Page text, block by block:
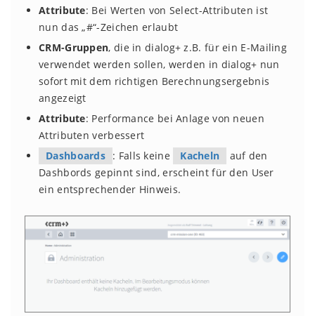
Attribute: Bei Werten von Select-Attributen ist
nun das „#“-Zeichen erlaubt
CRM-Gruppen, die in dialog+ z.B. für ein E-Mailing
verwendet werden sollen, werden in dialog+ nun
sofort mit dem richtigen Berechnungsergebnis
angezeigt
Attribute: Performance bei Anlage von neuen
Attributen verbessert
Dashboards : Falls keine Kacheln
auf den
Dashbords gepinnt sind, erscheint für den User
ein entsprechender Hinweis.